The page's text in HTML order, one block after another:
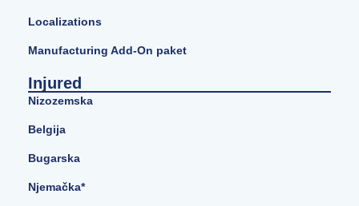
Localizations
Manufacturing Add-On paket
Injured
Nizozemska
Belgija
Bugarska
Njemačka*